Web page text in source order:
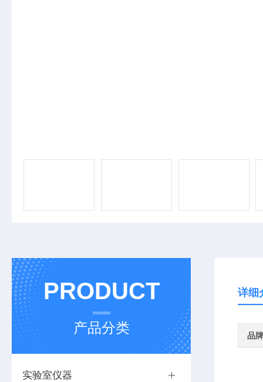
PRODUCT
产品分类
实验室仪器
详细
品牌